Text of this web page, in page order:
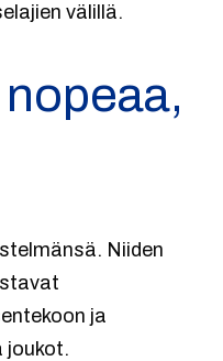
välillä.
Niiden
ja
joukot.